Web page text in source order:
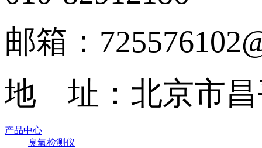
邮箱：
地 址：北京市昌
产品中心
臭氧检测仪